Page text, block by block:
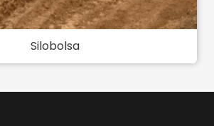
Silobolsa